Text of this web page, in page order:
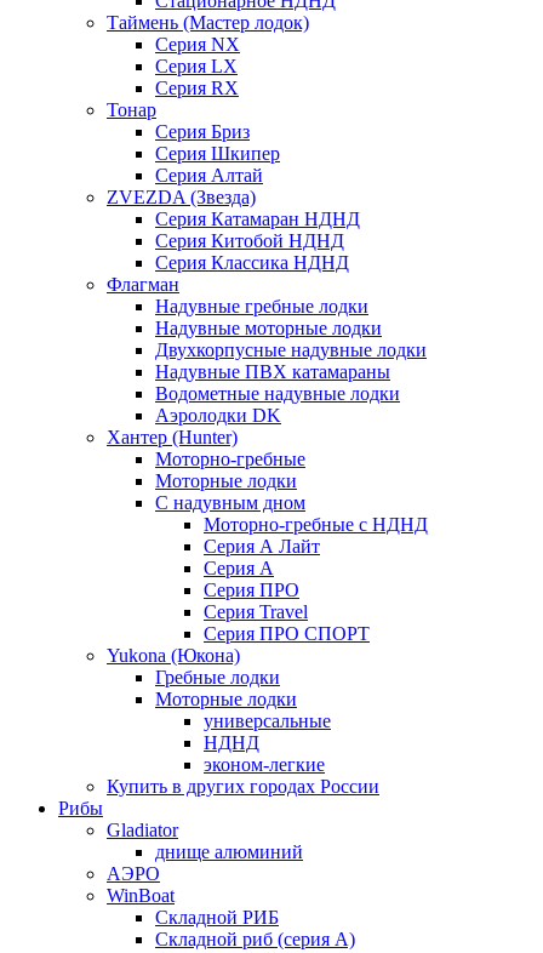
Таймень (Мастер лодок)
Серия NX
Серия LX
Серия RX
Тонар
Серия Бриз
Серия Шкипер
Серия Алтай
ZVEZDA (Звезда)
Серия Катамаран НДНД
Серия Китобой НДНД
Серия Классика НДНД
Флагман
Надувные гребные лодки
Надувные моторные лодки
Двухкорпусные надувные лодки
Надувные ПВХ катамараны
Водометные надувные лодки
Аэролодки DK
Хантер (Hunter)
Моторно-гребные
Моторные лодки
С надувным дном
Моторно-гребные с НДНД
Серия А Лайт
Серия А
Серия ПРО
Серия Travel
Серия ПРО СПОРТ
Yukona (Юкона)
Гребные лодки
Моторные лодки
универсальные
НДНД
эконом-легкие
Купить в других городах России
Рибы
Gladiator
днище алюминий
АЭРО
WinBoat
Складной РИБ
Складной риб (серия А)